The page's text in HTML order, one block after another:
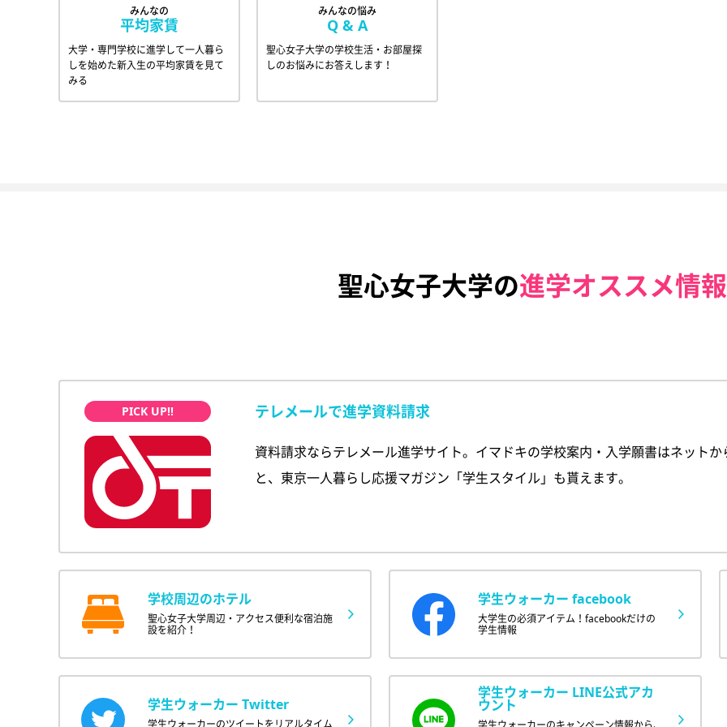
みんなの
平均家賃
大学・専門学校に進学して一人暮ら
しを始めた新入生の平均家賃を見て
みる
みんなの悩み
Q & A
聖心女子大学の学校生活・お部屋探
しのお悩みにお答えします！
聖心女子大学の進学オススメ情
テレメールで進学資料請求
資料請求ならテレメール進学サイト。イマドキの学校案内・入学願書はネット
と、東京一人暮らし応援マガジン「学生スタイル」も貰えます。
学校周辺のホテル
聖心女子大学周辺・アクセス便利な宿泊施
設を紹介！
学生ウォーカー facebook
大学生の必須アイテム！facebookだけの
学生情報
学生ウォーカー Twitter
学生ウォーカー LINE公式アカ
ウント